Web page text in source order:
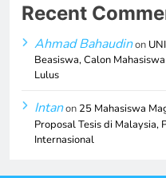
Recent
Ahmad Bahaudinon
Beasiswa, Calon
Lulus
Intanon 25 Mahasiswa
Proposal Tesis di Malaysia,
Internasional